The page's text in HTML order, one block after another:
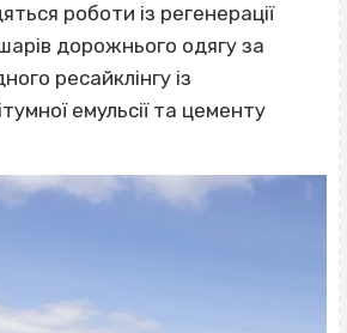
роботи із регенерації
дорожнього одягу за
ресайклінгу із
емульсії та цементу